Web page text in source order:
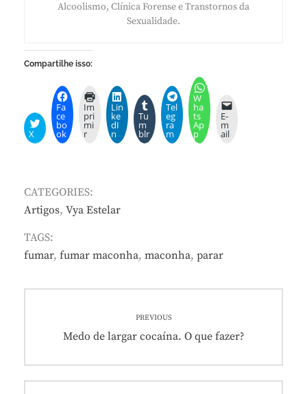
Alcoolismo, Clínica Forense e Transtornos da
Sexualidade.
Compartilhe isso:
X
Fa
ce
bo
ok
Im
pri
mi
r
Lin
ke
dI
n
Tu
m
blr
Tel
eg
ra
m
W
ha
ts
Ap
p
E-
m
ail
CATEGORIES:
Artigos, Vya Estelar
TAGS:
fumar, fumar maconha, maconha, parar
Post
PREVIOUS
Previous
Medo de largar cocaína. O que fazer?